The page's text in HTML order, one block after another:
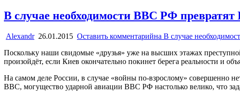
В случае необходимости ВВС РФ
Alexandr 26.01.2015 Оставить комментарийна В случае
Поскольку наши свидомые «друзья» уже на высших этажах
произойдёт, если Киев окончательно покинет берега реальности
На самом деле России, в случае «войны по-взрослому» совершенно
ВВС, могущество ударной авиации ВВС РФ настолько велико, что